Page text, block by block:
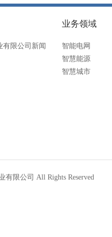
有限公司新闻
业务领域
智能电网
智慧能源
智慧城市
有限公司 All Rights Reserved